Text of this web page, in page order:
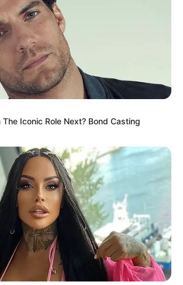
ปรโมต
Comes True: Men Ditching Viagra
Aisle 7 Hack
The Iconic Role Next? Bond Casting